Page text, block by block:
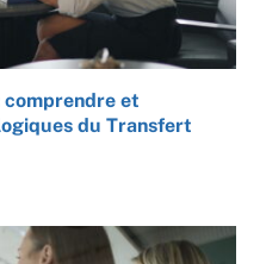
comprendre et
du Transfert